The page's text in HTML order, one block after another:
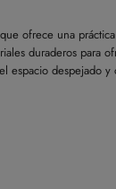
ofrece una
duraderos para
espacio despejado y